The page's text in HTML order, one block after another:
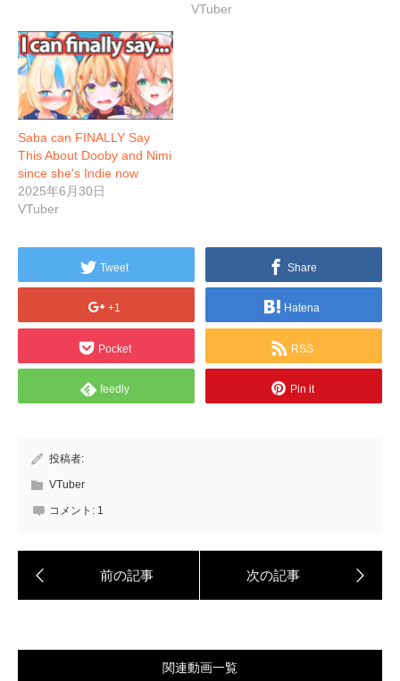
VTuber
Saba can FINALLY Say
This About Dooby and Nimi
since she's Indie now
2025年6月30日
VTuber
Tweet Share
+1 Hatena
Pocket RSS
feedly Pin it
投稿者:
VTuber
コメント: 1
関連動画一覧